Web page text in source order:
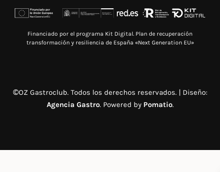
Financiado por el programa Kit Digital. Plan de recuperación
transformación y resiliencia de España «Next Generation EU»
©OZ Gastroclub. Todos los derechos reservados. | Diseño:
Agencia Gastro. Powered by Pomatio.